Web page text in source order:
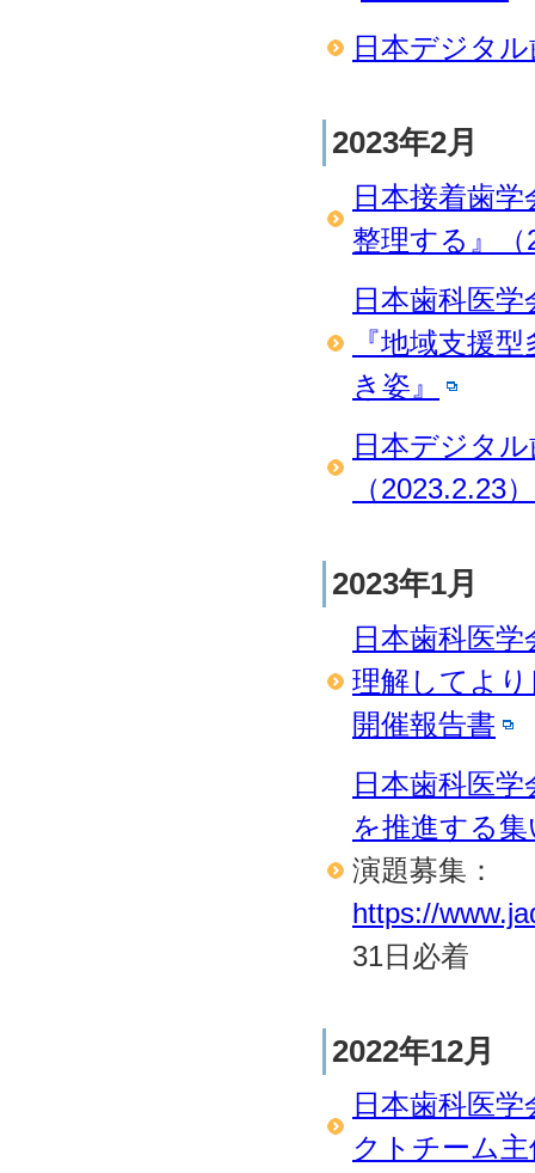
日本デジタ
2023年2月
日本接着歯
整理する』（
日本歯科医
『地域支援
き姿』
日本デジタ
（2023.2.23）
2023年1月
日本歯科医
理解してよ
開催報告書
日本歯科医
を推進する
演題募集：
https://
31日必着
2022年12月
日本歯科医
クトチーム